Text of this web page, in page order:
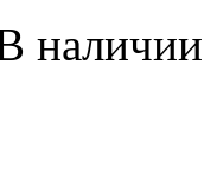
наличии